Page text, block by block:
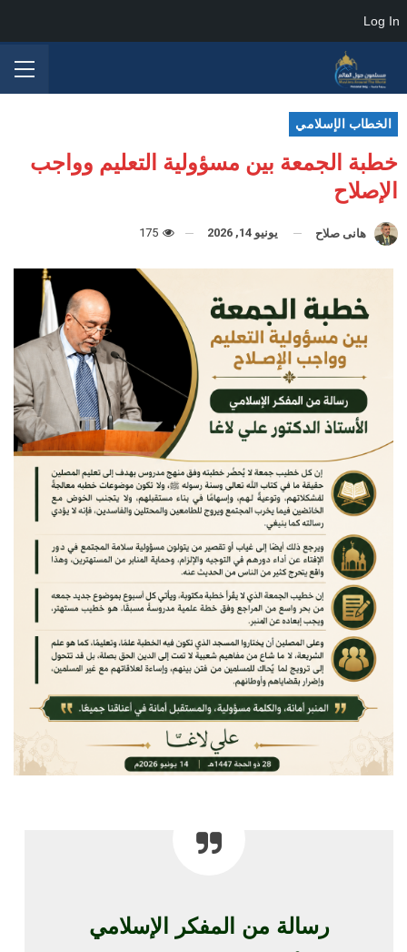
الخطاب الإسلامي
خطبة الجمعة بين مسؤولية التعليم وواجب
الإصلاح
هانى صلاح يونيو 14, 2026
رسالة من المفكر الإسلامي
Log In